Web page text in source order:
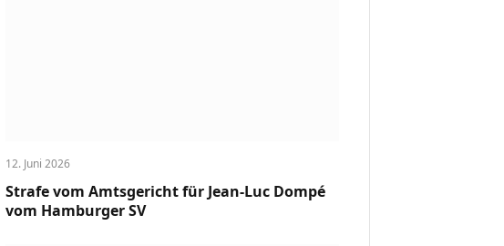
12. Juni 2026
Strafe vom Amtsgericht für Jean-Luc Dompé
vom Hamburger SV